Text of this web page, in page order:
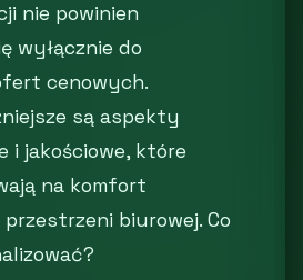
nie powinien
wyłącznie do
cenowych.
są aspekty
i jakościowe, które
na komfort
biurowej. Co